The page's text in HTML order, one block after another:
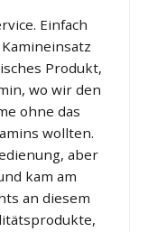
Einfach
Produkt,
wo wir den
ohne das
wollten.
aber
kam am
an diesem